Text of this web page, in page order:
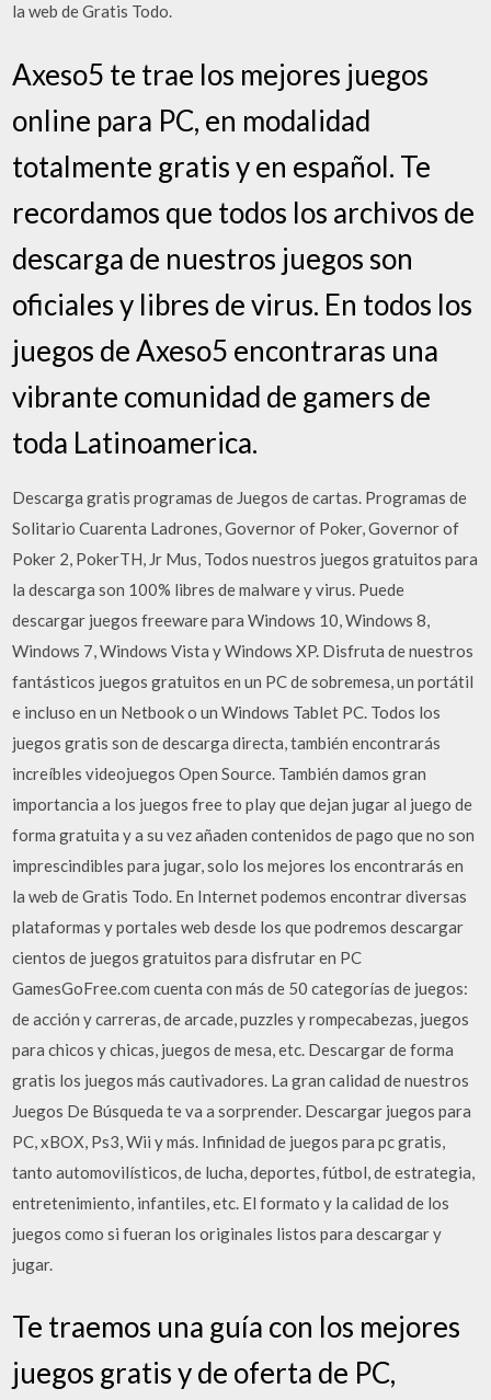
la web de Gratis Todo.
Axeso5 te trae los mejores juegos
online para PC, en modalidad
totalmente gratis y en español. Te
recordamos que todos los archivos de
descarga de nuestros juegos son
oficiales y libres de virus. En todos los
juegos de Axeso5 encontraras una
vibrante comunidad de gamers de
toda Latinoamerica.
Descarga gratis programas de Juegos de cartas. Programas de
Solitario Cuarenta Ladrones, Governor of Poker, Governor of
Poker 2, PokerTH, Jr Mus, Todos nuestros juegos gratuitos para
la descarga son 100% libres de malware y virus. Puede
descargar juegos freeware para Windows 10, Windows 8,
Windows 7, Windows Vista y Windows XP. Disfruta de nuestros
fantásticos juegos gratuitos en un PC de sobremesa, un portátil
e incluso en un Netbook o un Windows Tablet PC. Todos los
juegos gratis son de descarga directa, también encontrarás
increíbles videojuegos Open Source. También damos gran
importancia a los juegos free to play que dejan jugar al juego de
forma gratuita y a su vez añaden contenidos de pago que no son
imprescindibles para jugar, solo los mejores los encontrarás en
la web de Gratis Todo. En Internet podemos encontrar diversas
plataformas y portales web desde los que podremos descargar
cientos de juegos gratuitos para disfrutar en PC
GamesGoFree.com cuenta con más de 50 categorías de juegos:
de acción y carreras, de arcade, puzzles y rompecabezas, juegos
para chicos y chicas, juegos de mesa, etc. Descargar de forma
gratis los juegos más cautivadores. La gran calidad de nuestros
Juegos De Búsqueda te va a sorprender. Descargar juegos para
PC, xBOX, Ps3, Wii y más. Infinidad de juegos para pc gratis,
tanto automovilísticos, de lucha, deportes, fútbol, de estrategia,
entretenimiento, infantiles, etc. El formato y la calidad de los
juegos como si fueran los originales listos para descargar y
jugar.
Te traemos una guía con los mejores
juegos gratis y de oferta de PC,